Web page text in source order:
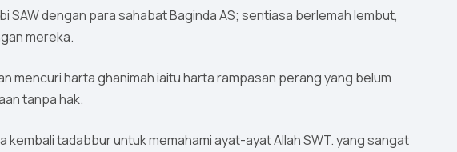
SAW dengan para sahabat Baginda AS; sentiasa berlemah lembut,
mereka.
mencuri harta ghanimah iaitu harta rampasan perang yang belum
tanpa hak.
tadabbur untuk memahami ayat-ayat Allah SWT. yang sangat